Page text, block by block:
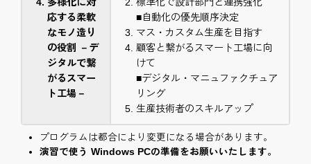
多様化に対
応する柔軟
なモノ造り
の役割 －デ
ジタルで繋
がるスマー
ト工場－
標準化で設計部門と連携強化
■自動化の優先順序決定
マス・カスタム生産を目指す
顧客と繋がるスマート工場に向
けて
■デジタル・マニュファクチュア
リング
生産技術者のスキルアップ
プログラムは都合により変更になる場合があります。
演習で使う Windows PCの準備をお願いいたします。